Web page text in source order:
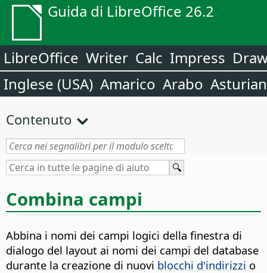
Guida di LibreOffice 26.2
LibreOffice Writer Calc Impress
Inglese (USA) Amarico Arabo
Contenuto
Combina campi
Abbina i nomi dei campi logici della finestra di
dialogo del layout ai nomi dei campi del database
durante la creazione di nuovi blocchi d'indirizzi o